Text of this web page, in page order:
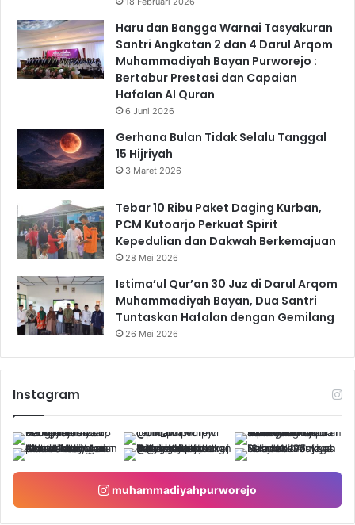
Haru dan Bangga Warnai Tasyakuran
Santri Angkatan 2 dan 4 Darul Arqom
Muhammadiyah Bayan Purworejo :
Bertabur Prestasi dan Capaian
Hafalan Al Quran
6 Juni 2026
Gerhana Bulan Tidak Selalu Tanggal
15 Hijriyah
3 Maret 2026
Tebar 10 Ribu Paket Daging Kurban,
PCM Kutoarjo Perkuat Spirit
Kepedulian dan Dakwah Berkemajuan
28 Mei 2026
Istima’ul Qur’an 30 Juz di Darul Arqom
Muhammadiyah Bayan, Dua Santri
Tuntaskan Hafalan dengan Gemilang
26 Mei 2026
Instagram
muhammadiyahpurworejo